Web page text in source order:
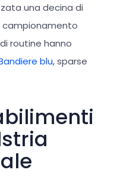
una decina di
campionamento
routine hanno
blu, sparse